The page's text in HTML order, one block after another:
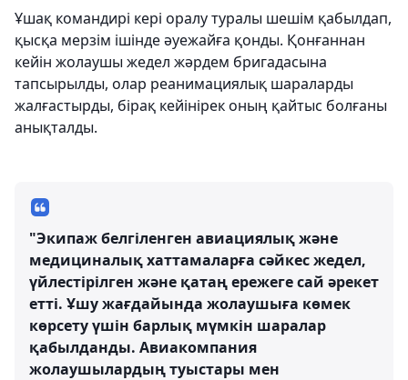
Ұшақ командирі кері оралу туралы шешім қабылдап,
қысқа мерзім ішінде әуежайға қонды. Қонғаннан
кейін жолаушы жедел жәрдем бригадасына
тапсырылды, олар реанимациялық шараларды
жалғастырды, бірақ кейінірек оның қайтыс болғаны
анықталды.
"Экипаж белгіленген авиациялық және
медициналық хаттамаларға сәйкес жедел,
үйлестірілген және қатаң ережеге сай әрекет
етті. Ұшу жағдайында жолаушыға көмек
көрсету үшін барлық мүмкін шаралар
қабылданды. Авиакомпания
жолаушылардың туыстары мен